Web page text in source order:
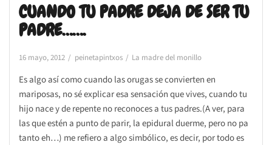
CUANDO TU PADRE DEJA DE SER TU
PADRE…….
16 mayo, 2012 peinetapintxos La madre del monillo
Es algo así como cuando las orugas se convierten en
mariposas, no sé explicar esa sensación que vives, cuando tu
hijo nace y de repente no reconoces a tus padres.(A ver, para
las que estén a punto de parir, la epidural duerme, pero no pa
tanto eh…) me refiero a algo simbólico, es decir, por todo es